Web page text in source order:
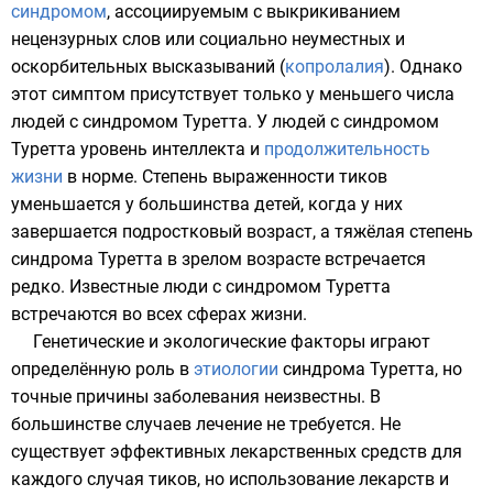
синдромом, ассоциируемым с выкрикиванием
нецензурных слов или социально неуместных и
оскорбительных высказываний (копролалия). Однако
этот симптом присутствует только у меньшего числа
людей с синдромом Туретта. У людей с синдромом
Туретта уровень интеллекта и продолжительность
жизни в норме. Степень выраженности тиков
уменьшается у большинства детей, когда у них
завершается подростковый возраст, а тяжёлая степень
синдрома Туретта в зрелом возрасте встречается
редко. Известные люди с синдромом Туретта
встречаются во всех сферах жизни.
Генетические и экологические факторы играют
определённую роль в этиологии синдрома Туретта, но
точные причины заболевания неизвестны. В
большинстве случаев лечение не требуется. Не
существует эффективных лекарственных средств для
каждого случая тиков, но использование лекарств и